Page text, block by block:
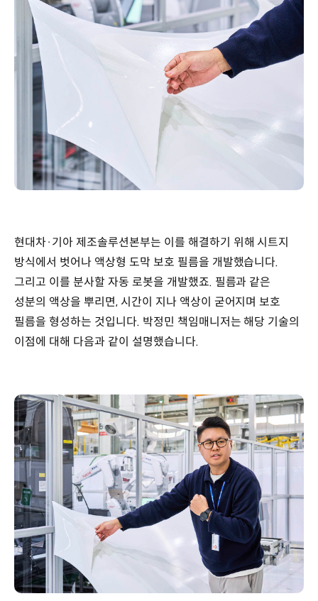
현대차·기아 제조솔루션본부는 이를 해결하기 위해 시트지
방식에서 벗어나 액상형 도막 보호 필름을 개발했습니다.
그리고 이를 분사할 자동 로봇을 개발했죠. 필름과 같은
성분의 액상을 뿌리면, 시간이 지나 액상이 굳어지며 보호
필름을 형성하는 것입니다. 박정민 책임매니저는 해당 기술의
이점에 대해 다음과 같이 설명했습니다.